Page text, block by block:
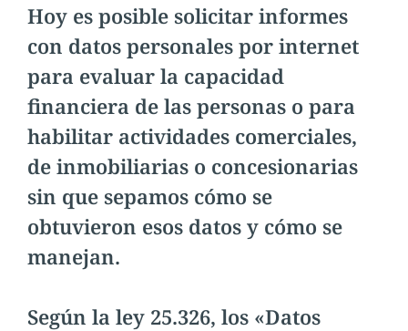
Hoy es posible solicitar informes
con datos personales por internet
para evaluar la capacidad
financiera de las personas o para
habilitar actividades comerciales,
de inmobiliarias o concesionarias
sin que sepamos cómo se
obtuvieron esos datos y cómo se
manejan.
Según la ley 25.326, los «Datos